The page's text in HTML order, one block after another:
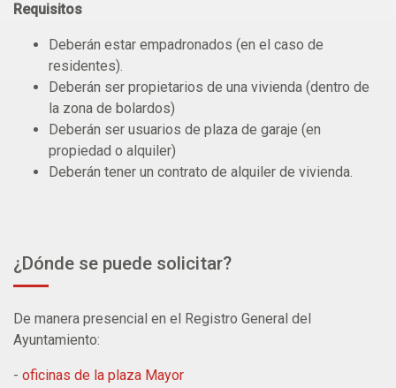
Requisitos
Deberán estar empadronados (en el caso de
residentes).
Deberán ser propietarios de una vivienda (dentro de
la zona de bolardos)
Deberán ser usuarios de plaza de garaje (en
propiedad o alquiler)
Deberán tener un contrato de alquiler de vivienda.
¿Dónde se puede solicitar?
De manera presencial en el Registro General del
Ayuntamiento:
- oficinas de la plaza Mayor